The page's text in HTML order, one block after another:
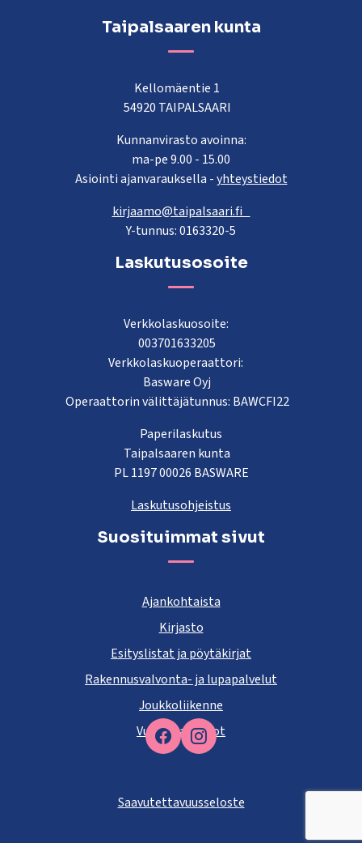
Facebook
Taipalsaaren kunta
Kellomäentie 1
54920 TAIPALSAARI
Kunnanvirasto avoinna:
ma-pe 9.00 - 15.00
Asiointi ajanvarauksella -yhteystiedot
kirjaamo@taipalsaari.fi
Y-tunnus: 0163320-5
Laskutusosoite
Verkkolaskuosoite:
003701633205
Verkkolaskuoperaattori:
Basware Oyj
Operaattorin välittäjätunnus: BAWCFI22
Paperilaskutus
Taipalsaaren kunta
PL 1197 00026 BASWARE
Laskutusohjeistus
Suosituimmat sivut
Ajankohtaista
Kirjasto
Esityslistat ja pöytäkirjat
Rakennusvalvonta- ja lupapalvelut
Joukkoliikenne
Vuokra-asunnot
Saavutettavuusseloste